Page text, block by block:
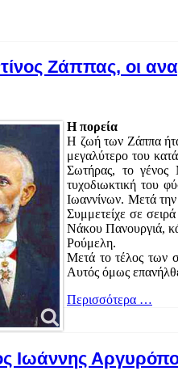
Ζάππας, οι
Η πορεία
Η ζωή των Ζάππα
μεγαλύτερο του
Σωτήρας, το γένος
τυχοδιωκτική του
Ιωαννίνων. Μετά
Συμμετείχε σε
Νάκου Πανουργιά,
Ρούμελη.
Μετά το τέλος των
Αυτός όμως
Περισσότερα …
Ιωάννης